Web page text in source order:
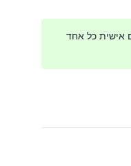
אישית כל אחד